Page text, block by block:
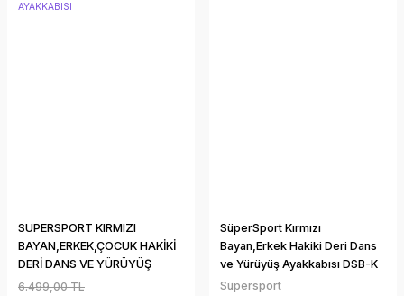
SUPERSPORT KIRMIZI
BAYAN,ERKEK,ÇOCUK HAKİKİ
DERİ DANS VE YÜRÜYÜŞ
AYAKKABISI
6.499,00 TL
SüperSport Kırmızı
Bayan,Erkek Hakiki Deri Dans
ve Yürüyüş Ayakkabısı DSB-K
Süpersport